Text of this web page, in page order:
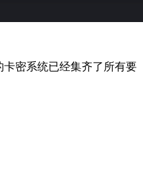
卡密系统已经集齐了所有要